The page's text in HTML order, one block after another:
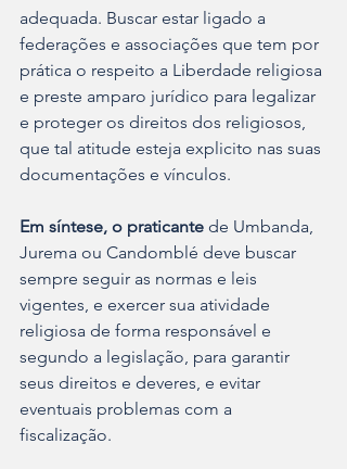
adequada. Buscar estar ligado a
federações e associações que tem por
prática o respeito a Liberdade religiosa
e preste amparo jurídico para legalizar
e proteger os direitos dos religiosos,
que tal atitude esteja explicito nas suas
documentações e vínculos.
Em síntese, o praticante de Umbanda,
Jurema ou Candomblé deve buscar
sempre seguir as normas e leis
vigentes, e exercer sua atividade
religiosa de forma responsável e
segundo a legislação, para garantir
seus direitos e deveres, e evitar
eventuais problemas com a
fiscalização.